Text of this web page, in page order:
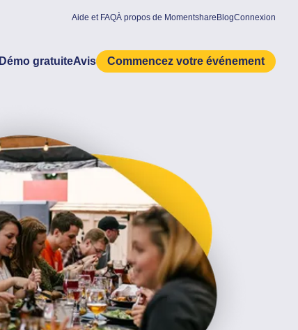
Aide et FAQÀ propos de Momentshare BlogConnexion
Démo gratuiteAvis Commencez votre événement